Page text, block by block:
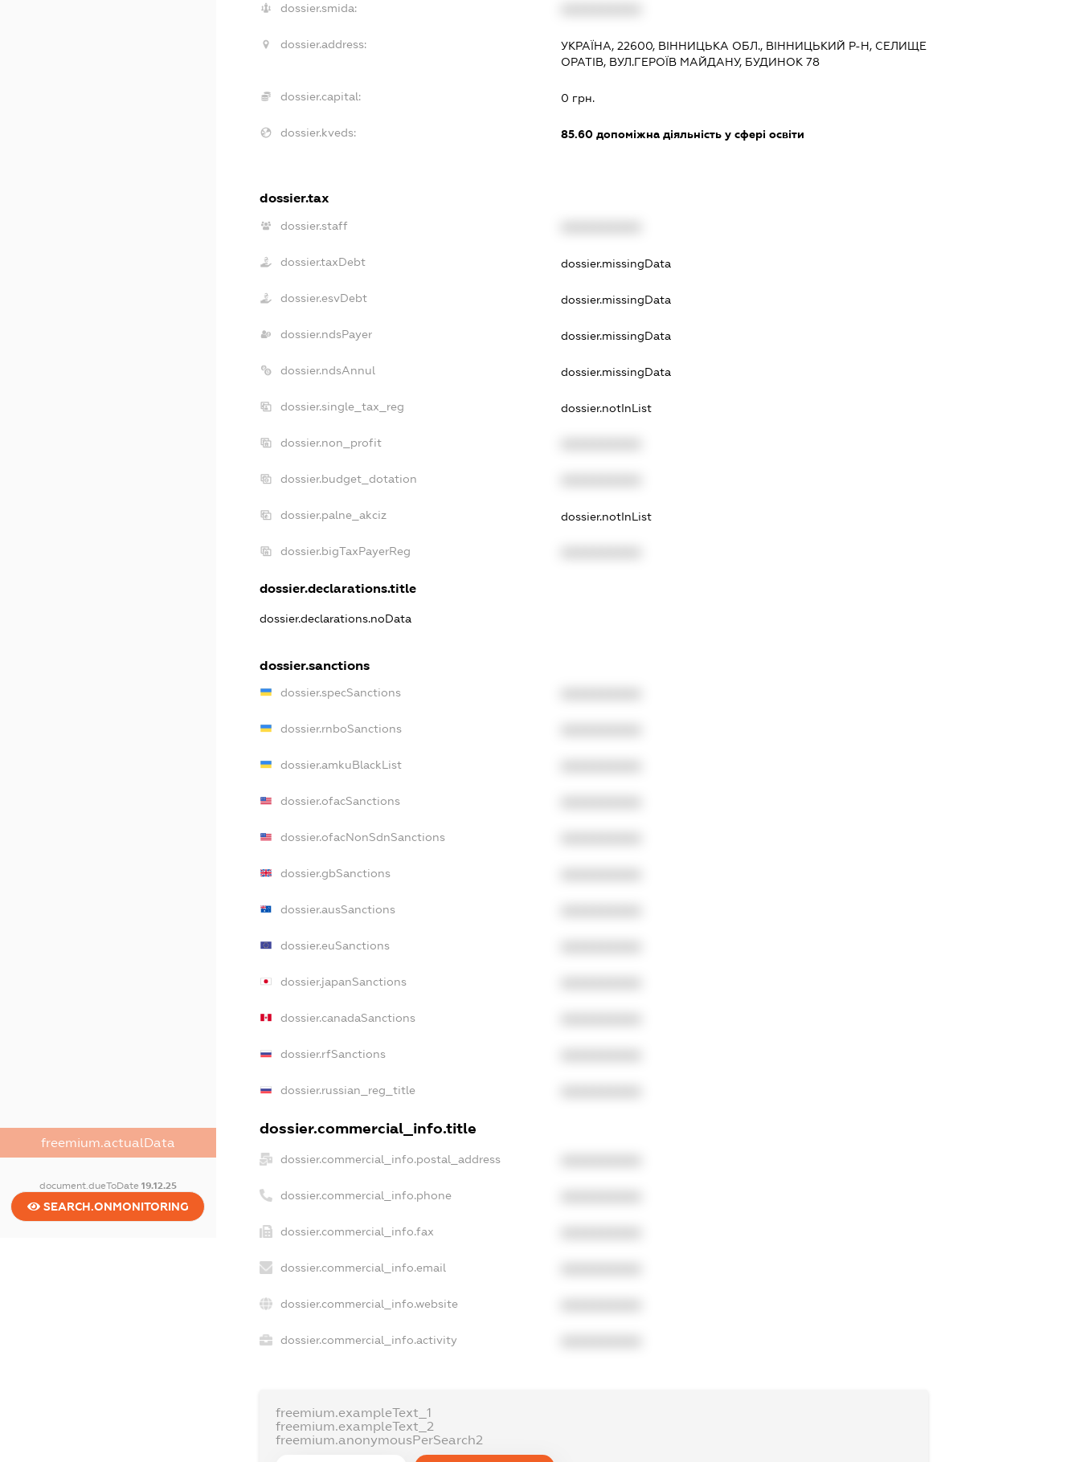
freemium.actualData
document.dueToDate 19.12.25
SEARCH.ONMONITORING
dossier.smida:
dossier.address:
УКРАЇНА, 22600, ВІННИЦЬКА ОБЛ., ВІННИЦЬКИЙ Р-Н, СЕЛИЩЕ
ОРАТІВ, ВУЛ.ГЕРОЇВ МАЙДАНУ, БУДИНОК 78
dossier.capital: 0 грн.
dossier.kveds: 85.60допоміжна діяльність у сфері освіти
dossier.tax
dossier.staff
dossier.taxDebt dossier.missingData
dossier.esvDebt dossier.missingData
dossier.ndsPayer dossier.missingData
dossier.ndsAnnul dossier.missingData
dossier.single_tax_reg dossier.notInList
dossier.non_profit
dossier.budget_dotation
dossier.palne_akciz dossier.notInList
dossier.bigTaxPayerReg
dossier.declarations.title
dossier.declarations.noData
dossier.sanctions
dossier.specSanctions
dossier.rnboSanctions
dossier.amkuBlackList
dossier.ofacSanctions
dossier.ofacNonSdnSanctions
dossier.gbSanctions
dossier.ausSanctions
dossier.euSanctions
dossier.japanSanctions
dossier.canadaSanctions
dossier.rfSanctions
dossier.russian_reg_title
dossier.commercial_info.title
dossier.commercial_info.postal_address
dossier.commercial_info.phone
dossier.commercial_info.fax
dossier.commercial_info.email
dossier.commercial_info.website
dossier.commercial_info.activity
freemium.exampleText_1
freemium.exampleText_2
freemium.anonymousPerSearch2